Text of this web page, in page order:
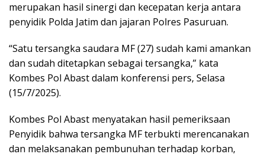
merupakan hasil sinergi dan kecepatan kerja antara
penyidik Polda Jatim dan jajaran Polres Pasuruan.
“Satu tersangka saudara MF (27) sudah kami amankan
dan sudah ditetapkan sebagai tersangka,” kata
Kombes Pol Abast dalam konferensi pers, Selasa
(15/7/2025).
Kombes Pol Abast menyatakan hasil pemeriksaan
Penyidik bahwa tersangka MF terbukti merencanakan
dan melaksanakan pembunuhan terhadap korban,